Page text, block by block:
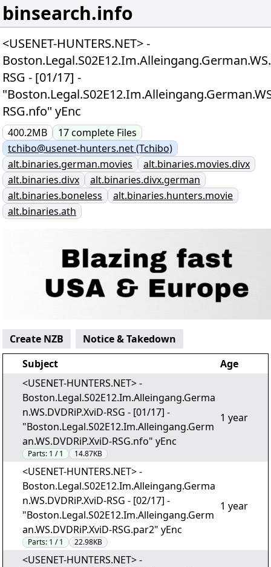
binsearch.info
<USENET-HUNTERS.NET> -
RSG - [01/17] -
RSG.nfo" yEnc
400.2MB 17complete Files
tchibo@usenet-hunters.net (Tchibo)
alt.binaries.german.movies
alt.binaries.movies.divx
alt.binaries.divx
alt.binaries.divx.german
alt.binaries.boneless
alt.binaries.hunters.movie
alt.binaries.ath
Create NZB
Notice & Takedown
Subject
Age
<USENET-HUNTERS.NET> -
Boston.Legal.S02E12.Im.Alleingang.Germa
n.WS.DVDRiP.XviD-RSG - [01/17] -
"Boston.Legal.S02E12.Im.Alleingang.Germ
an.WS.DVDRiP.XviD-RSG.nfo" yEnc
Parts: 1 / 1 14.87KB
1 year
<USENET-HUNTERS.NET> -
Boston.Legal.S02E12.Im.Alleingang.Germa
n.WS.DVDRiP.XviD-RSG - [02/17] -
"Boston.Legal.S02E12.Im.Alleingang.Germ
an.WS.DVDRiP.XviD-RSG.par2" yEnc
Parts: 1 / 1 22.98KB
1 year
<USENET-HUNTERS.NET> -